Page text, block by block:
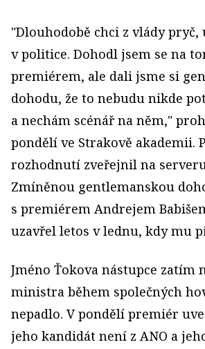
"Dlouhodobě chci z vlády pryč,
v politice. Dohodl jsem se na
premiérem, ale dali jsme si
dohodu, že to nebudu nikde
a nechám scénář na něm,"
pondělí ve Strakově akademii.
rozhodnutí zveřejnil na
Zmíněnou gentlemanskou
s premiérem Andrejem
uzavřel letos v lednu, kdy mu
Jméno Ťokova nástupce zatím
ministra během společných
nepadlo. V pondělí premiér
jeho kandidát není z ANO a